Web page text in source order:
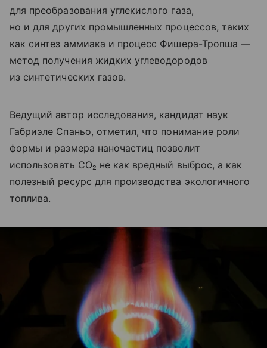
для преобразования углекислого газа,
но и для других промышленных процессов, таких
как синтез аммиака и процесс Фишера-Тропша —
метод получения жидких углеводородов
из синтетических газов.
Ведущий автор исследования, кандидат наук
Габриэле Спаньо, отметил, что понимание роли
формы и размера наночастиц позволит
использовать CO₂ не как вредный выброс, а как
полезный ресурс для производства экологичного
топлива.